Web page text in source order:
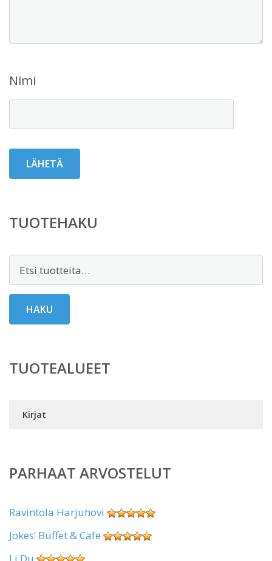
Nimi
TUOTEHAKU
HAKU
TUOTEALUEET
Kirjat
PARHAAT ARVOSTELUT
Ravintola Harjuhovi
Jokes’ Buffet & Cafe